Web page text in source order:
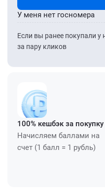
Если вы ранее покупали у
за пару кликов
У меня нет госномера
100% кешбэк за покупку
Начисляем баллами на
счет (1 балл = 1 рубль)